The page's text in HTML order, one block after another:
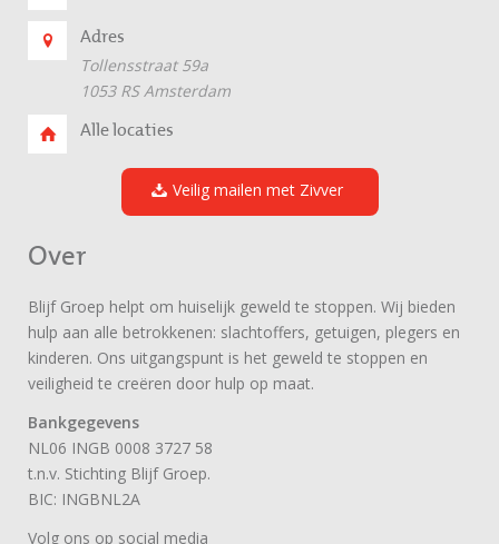
Adres
Tollensstraat 59a
1053 RS Amsterdam
Alle locaties
Veilig mailen met Zivver
Over
Blijf Groep helpt om huiselijk geweld te stoppen. Wij bieden
hulp aan alle betrokkenen: slachtoffers, getuigen, plegers en
kinderen. Ons uitgangspunt is het geweld te stoppen en
veiligheid te creëren door hulp op maat.
Bankgegevens
NL06 INGB 0008 3727 58
t.n.v. Stichting Blijf Groep.
BIC: INGBNL2A
Volg ons op social media